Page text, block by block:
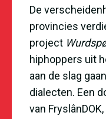
De
provincies
project
hiphoppers uit
aan de slag
dialecten. Een
van FryslânDOK,